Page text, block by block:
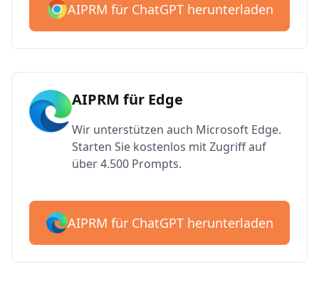
AIPRM für ChatGPT herunterladen
AIPRM für Edge
Wir unterstützen auch Microsoft Edge.
Starten Sie kostenlos mit Zugriff auf
über 4.500 Prompts.
AIPRM für ChatGPT herunterladen